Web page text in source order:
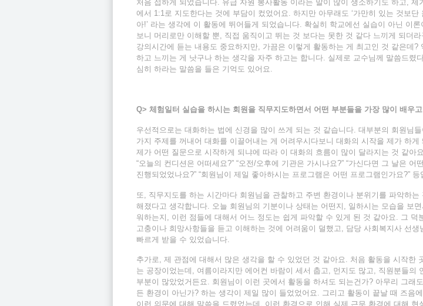
처음 접하게 되었습니다. 유급 자원 봉사활동 이라는 말이 많이 생소하기도 하고, 제
에서 1:1로 지도한다는 것에 부담이 컸었어요. 하지만 아무래도 ‘가만히 있는 것보단
아!’ 라는 생각에 이 활동에 뛰어들게 되었습니다. 확실히 학교에선 실습이 아닌 이
보니 머리로만 이해할 뿐, 직접 움직이고 뛰는 것 보다는 못한 것 같다 느끼게 되더
강의시간에 듣는 내용도 중요하지만, 가끔은 이렇게 활동하는 게 최고인 것 같은데?
하고 느끼는 게 낫구나 하는 생각을 자주 하고는 합니다. 실제로 교수님께 말씀드렸
심히 하라는 말씀을 들은 기억도 있어요.
Q> 체험일터 실습을 하시는 회원을 직무지도하면서 어떤 부분들을 가장 많이 배우
우선적으로는 대화하는 법에 신경을 많이 쓰게 되는 것 같습니다. 대부분의 회원님
가지 주제를 꺼내어 대화를 이끌어내는 게 어려우시다보니 대화의 시작을 제가 하게
제가 어떤 질문으로 시작하게 되냐에 따라 이 대화의 흐름이 많이 달라지는 것 같아
“오늘의 컨디션은 어떠세요?” “오전/오후에 기관은 가시나요?” “가신다면 그 날은 어
진행되었었나요?” “회원님이 제일 좋아하시는 프로그램은 어떤 프로그램인가요?” 등
또, 직무지도를 하는 시간마다 회원님을 관찰하고 주변 환경이나 분위기를 파악하는
해졌다고 생각합니다. 오늘 회원님의 기분이나 상태는 어떤지, 일하시는 모습을 보
워하는지, 이런 점들에 대해서 어느 정도는 쉽게 파악할 수 있게 된 것 같아요. 그 덕
고충이나 희망사항들을 듣고 이해하는 것에 어려움이 덜했고, 담당 사회복지사 선생
빠르게 받을 수 있었습니다.
추가로, 제 관점에 대해서 많은 생각을 할 수 있었던 것 같아요. 처음 활동을 시작한
는 공장이었는데, 여름이라지만 에어컨 바람이 세서 춥고, 먼지도 많고, 직원분들의
부분이 많았었거든요. 회원님이 이런 곳에서 활동을 하셔도 되는건가? 아무리 그래
든 환경이 아닌가? 하는 생각이 제일 많이 들었었어요. 그리고 활동이 끝날 때 즈음
이런 의문에 대해 말씀을 드렸었는데, 이런 환경으로 인해 실제 근무 환경에 대해 현